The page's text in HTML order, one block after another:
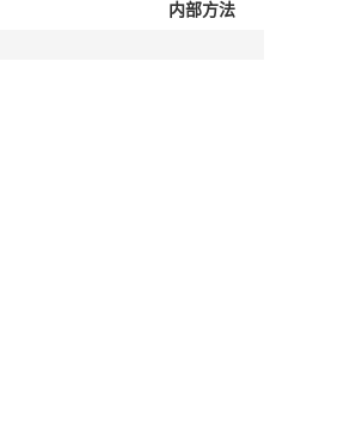
内部方法